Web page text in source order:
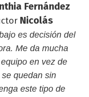
Fernández
Nicolás
es decisión del
Me da mucha
en vez de
quedan sin
este tipo de